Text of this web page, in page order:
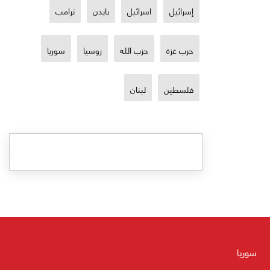
إسرائيل اسرائيل بايدن ترامب
حرب غزة حزب الله روسيا سوريا
فلسطين لبنان
سوريا